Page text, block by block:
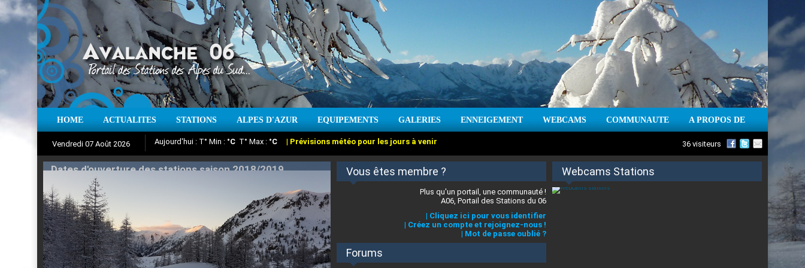
HOME ACTUALITES STATIONS ALPES D'AZUR EQUIPEMENTS GALERIES ENNEIGEMENT WEBCAMS COMMUNAUTE A PROPOS DE
Vendredi 07 Août 2026
Aujourd'hui : T° Min :°CT° Max :°C |Prévisions météo pour les jours à venir
Iso à 0° :m Neige sur 12 heures :cm Vent : |Prévisions météo pour les jours à venir
Suivez en direct l'actualité des stations des Alpes-Maritimes
36 visiteurs
Vous êtes membre ?
Plus qu'un portail, une communauté !
A06, Portail des Stations du 06
| Cliquez ici pour vous identifier
| Créez un compte et rejoignez-nous !
| Mot de passe oublié ?
Forums
Webcams Stations